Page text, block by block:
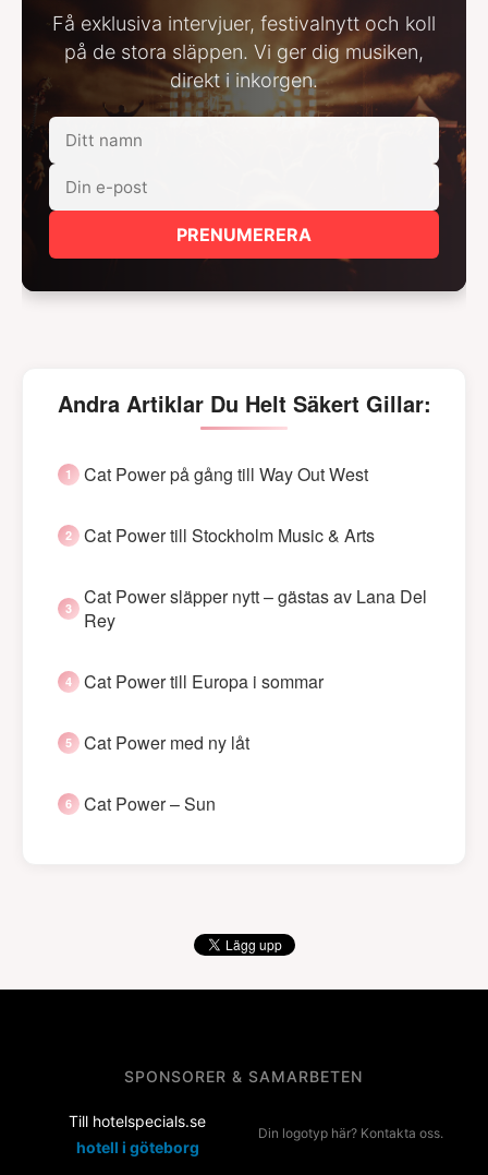
Få exklusiva intervjuer, festivalnytt och koll
på de stora släppen. Vi ger dig musiken,
direkt i inkorgen.
PRENUMERERA
Andra Artiklar Du Helt Säkert Gillar:
Cat Power på gång till Way Out West
Cat Power till Stockholm Music & Arts
Cat Power släpper nytt – gästas av Lana Del
Rey
Cat Power till Europa i sommar
Cat Power med ny låt
Cat Power – Sun
SPONSORER & SAMARBETEN
Till hotelspecials.se
hotell i göteborg
Din logotyp här? Kontakta oss.